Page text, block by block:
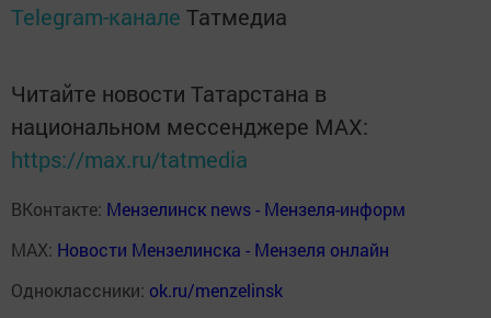
Telegram-канале Татмедиа
Читайте новости Татарстана в
национальном мессенджере MАХ:
https://max.ru/tatmedia
ВКонтакте: Мензелинск news - Мензеля-информ
MAX: Новости Мензелинска - Мензеля онлайн
Одноклассники: ok.ru/menzelinsk